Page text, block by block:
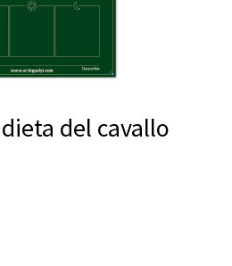
del cavallo